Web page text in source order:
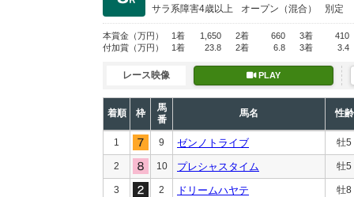
サラ系障害4歳以上 オープン （混合） 別定
本賞金 （万円） 1着 1,650 2着 660 3着
410
付加賞 （万円） 1着 23.8 2着 6.8 3着 3.4
レース映像 PLAY
着順 枠
馬
番
馬名 性齢
1 9 ゼンノトライブ 牡5
2 10 プレシャスタイム 牡5
3 2 ドリームハヤテ 牡8